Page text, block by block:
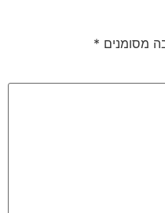
מסומנים *